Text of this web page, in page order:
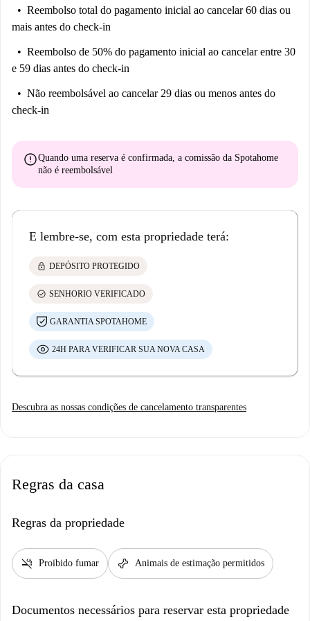
Reembolso total do pagamento inicial ao cancelar 60 dias ou
mais antes do check-in
Reembolso de 50% do pagamento inicial ao cancelar entre 30
e 59 dias antes do check-in
Não reembolsável ao cancelar 29 dias ou menos antes do
check-in
errorQuando uma reserva é confirmada, a comissão da Spotahome
não é reembolsável
E lembre-se, com esta propriedade terá:
lock DEPÓSITO PROTEGIDO
check_circle SENHORIO VERIFICADO
GARANTIA SPOTAHOME
24H PARA VERIFICAR SUA NOVA CASA
Descubra as nossas condições de cancelamento transparentes
Regras da casa
Regras da propriedade
smoke_free Proibido fumar pet_supplies Animais de estimação permitidos
Documentos necessários para reservar esta propriedade